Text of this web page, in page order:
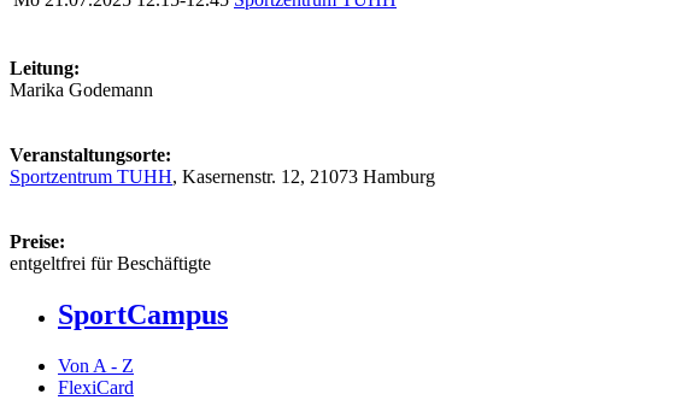
Leitung:
Marika Godemann
Veranstaltungsorte:
Sportzentrum TUHH, Kasernenstr. 12, 21073 Hamburg
Preise:
entgeltfrei für Beschäftigte
SportCampus
Von A - Z
FlexiCard